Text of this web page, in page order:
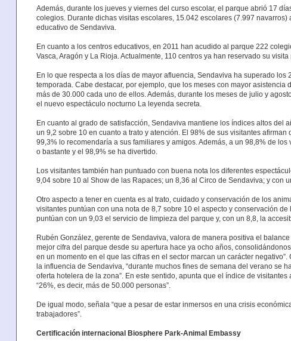
Además, durante los jueves y viernes del curso escolar, el parque abrió 17
colegios. Durante dichas visitas escolares, 15.042 escolares (7.997
educativo de Sendaviva.
En cuanto a los centros educativos, en 2011 han acudido al parque 222
Vasca, Aragón y La Rioja. Actualmente, 110 centros ya han reservado su visita
En lo que respecta a los días de mayor afluencia, Sendaviva ha superado los
temporada. Cabe destacar, por ejemplo, que los meses con mayor asistencia
más de 30.000 cada uno de ellos. Además, durante los meses de julio y
el nuevo espectáculo nocturno La leyenda secreta.
En cuanto al grado de satisfacción, Sendaviva mantiene los índices altos del
un 9,2 sobre 10 en cuanto a trato y atención. El 98% de sus visitantes
99,3% lo recomendaría a sus familiares y amigos. Además, a un 98,8% de
o bastante y el 98,9% se ha divertido.
Los visitantes también han puntuado con buena nota los diferentes
9,04 sobre 10 al Show de las Rapaces; un 8,36 al Circo de Sendaviva; y con
Otro aspecto a tener en cuenta es al trato, cuidado y conservación de los
visitantes puntúan con una nota de 8,7 sobre 10 el aspecto y conservación
puntúan con un 9,03 el servicio de limpieza del parque y, con un 8,8, la
Rubén González, gerente de Sendaviva, valora de manera positiva el
mejor cifra del parque desde su apertura hace ya ocho años,
en un momento en el que las cifras en el sector marcan un carácter
la influencia de Sendaviva, “durante muchos fines de semana del verano se
oferta hotelera de la zona”. En este sentido, apunta que el índice de
“26%, es decir, más de 50.000 personas”.
De igual modo, señala “que a pesar de estar inmersos en una crisis
trabajadores”.
Certificación internacional Biosphere Park-Animal Embassy